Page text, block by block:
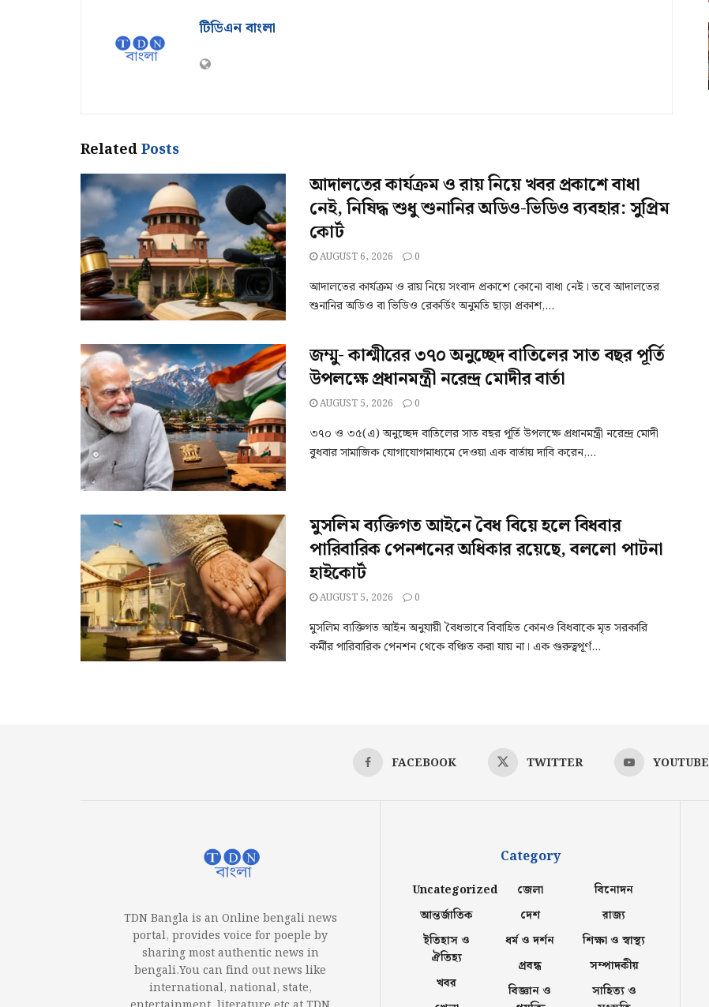
টিডিএন বাংলা
RelatedPosts
আদালতের কার্যক্রম ও রায় নিয়ে খবর প্রকাশে বাধা
নেই, নিষিদ্ধ শুধু শুনানির অডিও-ভিডিও ব্যবহার: সুপ্রিম
কোর্ট
AUGUST 6, 2026 0
আদালতের কার্যক্রম ও রায় নিয়ে সংবাদ প্রকাশে কোনো বাধা নেই। তবে আদালতের
শুনানির অডিও বা ভিডিও রেকর্ডিং অনুমতি ছাড়া প্রকাশ,...
জম্মু- কাশ্মীরের ৩৭০ অনুচ্ছেদ বাতিলের সাত বছর পূর্তি
উপলক্ষে প্রধানমন্ত্রী নরেন্দ্র মোদীর বার্তা
AUGUST 5, 2026 0
৩৭০ ও ৩৫(এ) অনুচ্ছেদ বাতিলের সাত বছর পূর্তি উপলক্ষে প্রধানমন্ত্রী নরেন্দ্র মোদী
বুধবার সামাজিক যোগাযোগমাধ্যমে দেওয়া এক বার্তায় দাবি করেন,...
মুসলিম ব্যক্তিগত আইনে বৈধ বিয়ে হলে বিধবার
পারিবারিক পেনশনের অধিকার রয়েছে, বললো পাটনা
হাইকোর্ট
AUGUST 5, 2026 0
মুসলিম ব্যক্তিগত আইন অনুযায়ী বৈধভাবে বিবাহিত কোনও বিধবাকে মৃত সরকারি
কর্মীর পারিবারিক পেনশন থেকে বঞ্চিত করা যায় না। এক গুরুত্বপূর্ণ...
FACEBOOK TWITTER YOUTUBE
TDN Bangla is an Online bengali news
portal, provides voice for poeple by
sharing most authentic news in
bengali.You can find out news like
international, national, state,
Category
Uncategorized
আন্তর্জাতিক
ইতিহাস ও
ঐতিহ্য
খবর
জেলা
দেশ
ধর্ম ও দর্শন
প্রবন্ধ
বিজ্ঞান ও
বিনোদন
রাজ্য
শিক্ষা ও স্বাস্থ্য
সম্পাদকীয়
সাহিত্য ও